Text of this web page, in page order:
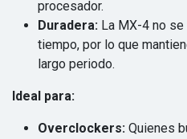
procesador.
Duradera: La MX-4 no
tiempo, por lo que
largo periodo.
Ideal para:
Overclockers: Quienes